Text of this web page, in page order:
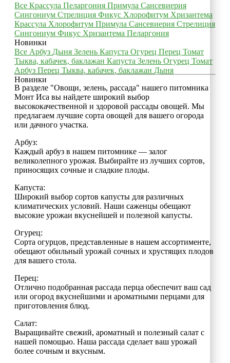
Все Крассула Пеларгония Примула Сансевиерия
Сингониум Стрелиция Фикус Хлорофитум Хризантема
Крассула Хлорофитум Примула Сансевиерия Стрелиция
Сингониум Фикус Хризантема Пеларгония
Новинки
Все Арбуз Дыня Зелень Капуста Огурец Перец Томат
Тыква, кабачек, баклажан Капуста Зелень Огурец Томат
Арбуз Перец Тыква, кабачек, баклажан Дыня
Новинки
В разделе "Овощи, зелень, рассада" нашего питомника
Монт Иса вы найдете широкий выбор
высококачественной и здоровой рассады овощей. Мы
предлагаем лучшие сорта овощей для вашего огорода
или дачного участка.
Арбуз:
Каждый арбуз в нашем питомнике — залог
великолепного урожая. Выбирайте из лучших сортов,
приносящих сочные и сладкие плоды.
Капуста:
Широкий выбор сортов капусты для различных
климатических условий. Наши саженцы обещают
высокие урожаи вкуснейшей и полезной капусты.
Огурец:
Сорта огурцов, представленные в нашем ассортименте,
обещают обильный урожай сочных и хрустящих плодов
для вашего стола.
Перец:
Отлично подобранная рассада перца обеспечит ваш сад
или огород вкуснейшими и ароматными перцами для
приготовления блюд.
Салат:
Выращивайте свежий, ароматный и полезный салат с
нашей помощью. Наша рассада сделает ваш урожай
более сочным и вкусным.